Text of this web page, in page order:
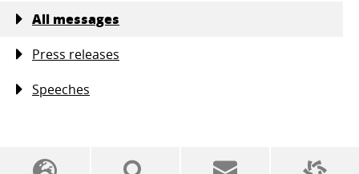
All messages
Press releases
Speeches